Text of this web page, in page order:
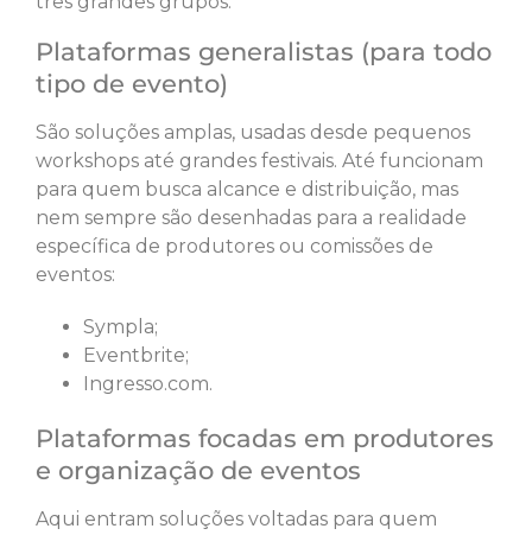
Plataformas generalistas (para todo
tipo de evento)
São soluções amplas, usadas desde pequenos
workshops até grandes festivais. Até funcionam
para quem busca alcance e distribuição, mas
nem sempre são desenhadas para a realidade
específica de produtores ou comissões de
eventos:
Sympla;
Eventbrite;
Ingresso.com.
Plataformas focadas em produtores
e organização de eventos
Aqui entram soluções voltadas para quem